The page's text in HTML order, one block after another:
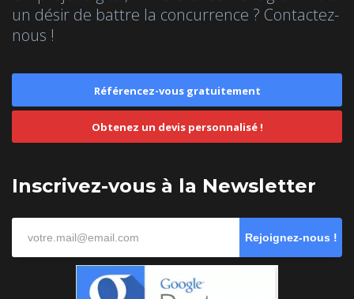
un désir de battre la concurrence ? Contactez-
nous !
Référencez-vous gratuitement
Obtenez un devis personnalisé !
Inscrivez-vous à la Newsletter
Rejoignez-nous !